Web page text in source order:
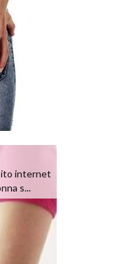
internet
s...